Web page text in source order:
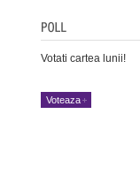
Votati cartea lunii!